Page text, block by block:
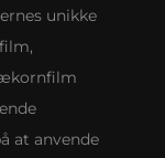
unikke
at anvende